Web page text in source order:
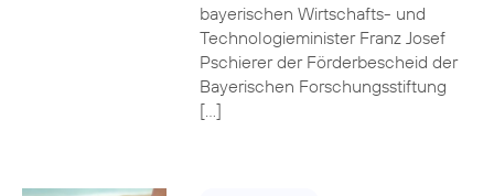
bayerischen Wirtschafts- und
Technologieminister Franz Josef
Pschierer der Förderbescheid der
Bayerischen Forschungsstiftung
[…]